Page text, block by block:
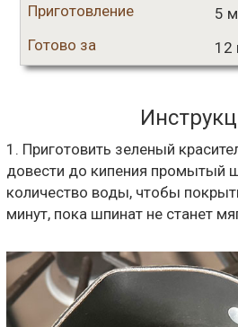
Приготовление
5
Готово за
12
1. Приготовить зеленый
довести до кипения промытый
количество воды, чтобы
минут, пока шпинат не станет